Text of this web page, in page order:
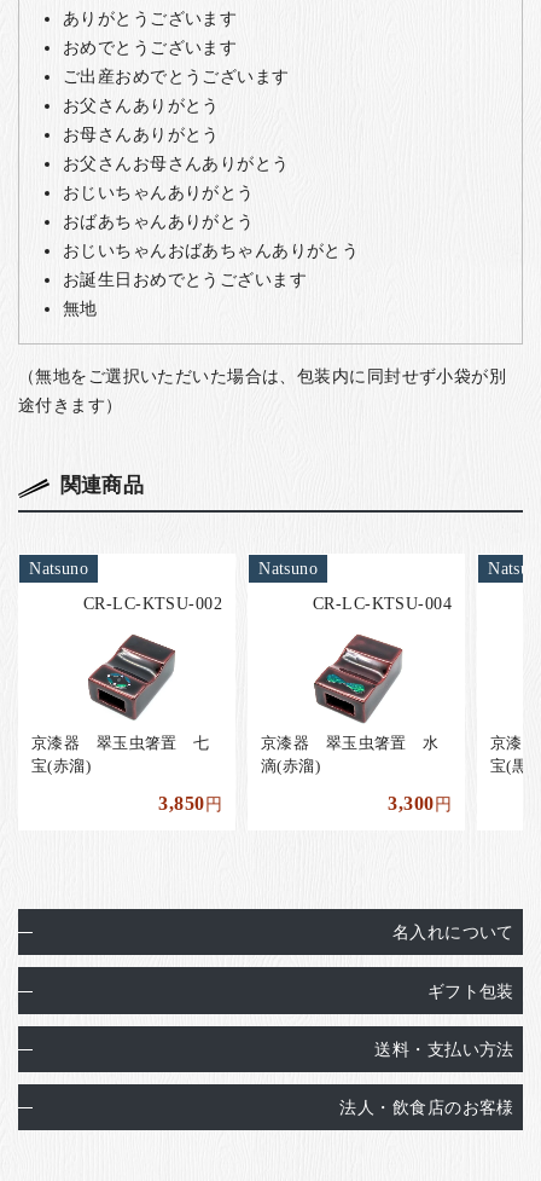
ありがとうございます
おめでとうございます
ご出産おめでとうございます
お父さんありがとう
お母さんありがとう
お父さんお母さんありがとう
おじいちゃんありがとう
おばあちゃんありがとう
おじいちゃんおばあちゃんありがとう
お誕生日おめでとうございます
無地
（無地をご選択いただいた場合は、包装内に同封せず小袋が別
途付きます）
関連商品
Natsuno
CR-LC-KTSU-002
京漆器 翠玉虫箸置 七
宝(赤溜)
3,850円
Natsuno
CR-LC-KTSU-004
京漆器 翠玉虫箸置 水
滴(赤溜)
3,300円
京漆
宝(黒
名入れについて
ギフト包装
送料・支払い方法
法人・飲食店のお客様